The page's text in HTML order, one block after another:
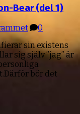
Bear (del 1)
0
sin existens
sig själv ”jag” är
bör det